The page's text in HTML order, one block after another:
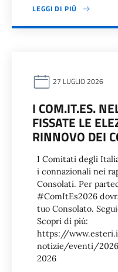
LEGGI DI PIÙ
27 LUGLIO 2026
I COM.IT.ES.
FISSATE LE
RINNOVO DEI
I Comitati degli
i connazionali nei
Consolati. Per
#ComItEs2026
tuo Consolato.
Scopri di più:
https://
notizie/eventi/
2026